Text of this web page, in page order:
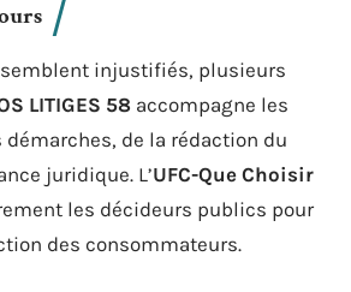
injustifiés, plusieurs
LITIGES 58 accompagne les
de la rédaction du
juridique. L’UFC-Que Choisir
les décideurs publics pour
des consommateurs.